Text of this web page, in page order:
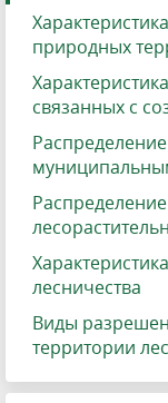
природных
связанных с
лесничества
Виды
территории